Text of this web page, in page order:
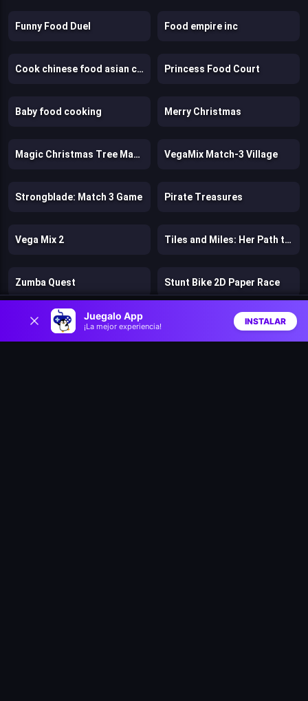
Juegalo App
¡La mejor experiencia!
INSTALAR
Funny Food Duel Food empire inc
Cook chinese food asian cooking Princess Food Court
Baby food cooking Merry Christmas
Magic Christmas Tree Match-3 VegaMix Match-3 Village
Strongblade: Match 3 Game Pirate Treasures
Vega Mix 2 Tiles and Miles: Her Path to Fame
Zumba Quest Stunt Bike 2D Paper Race
Battle Racing Stars